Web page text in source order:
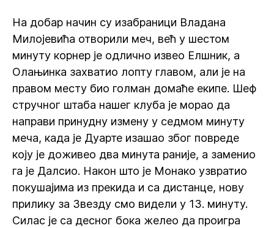
На добар начин су изабраници Владана
Милојевића отворили меч, већ у шестом
минуту корнер је одлично извео Елшник, а
Олањинка захватио лопту главом, али је на
правом месту био голман домаће екипе. Шеф
стручног штаба нашег клуба је морао да
направи принудну измену у седмом минуту
меча, када је Дуарте изашао због повреде
коју је доживео два минута раније, а заменио
га је Далсио. Након што је Монако узвратио
покушајима из прекида и са дистанце, нову
прилику за Звезду смо видели у 13. минуту.
Силас је са десног бока желео да проигра